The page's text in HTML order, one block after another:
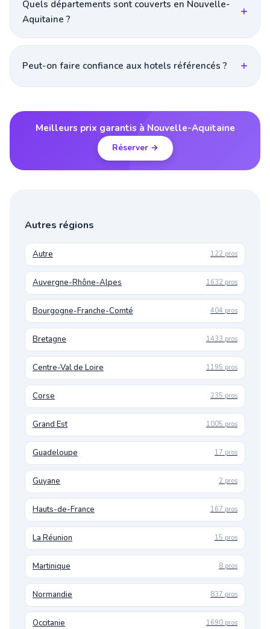
Quels départements sont couverts en Nouvelle-
Aquitaine ?
Peut-on faire confiance aux hotels référencés ?
Meilleurs prix garantis à Nouvelle-Aquitaine
Réserver →
Autres régions
Autre 122 pros
Auvergne-Rhône-Alpes 1632 pros
Bourgogne-Franche-Comté 404 pros
Bretagne 1433 pros
Centre-Val de Loire 1195 pros
Corse 235 pros
Grand Est 1005 pros
Guadeloupe 17 pros
Guyane 2 pros
Hauts-de-France 167 pros
La Réunion 15 pros
Martinique 8 pros
Normandie 837 pros
Occitanie 1690 pros